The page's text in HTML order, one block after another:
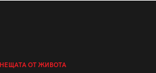
НЕЩАТА ОТ ЖИВОТА